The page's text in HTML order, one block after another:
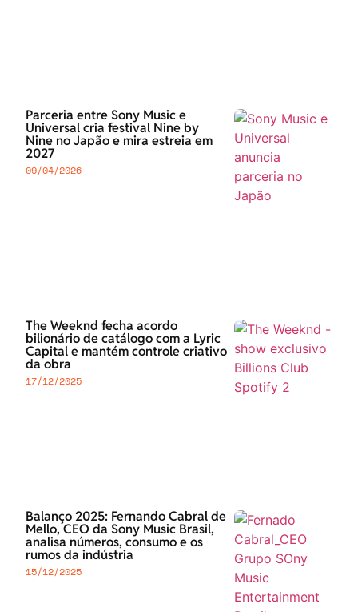
Parceria entre Sony Music e
Universal cria festival Nine by
Nine no Japão e mira estreia em
2027
09/04/2026
The Weeknd fecha acordo
bilionário de catálogo com a Lyric
Capital e mantém controle criativo
da obra
17/12/2025
Balanço 2025: Fernando Cabral de
Mello, CEO da Sony Music Brasil,
analisa números, consumo e os
rumos da indústria
15/12/2025